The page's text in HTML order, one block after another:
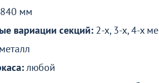
840 мм
вариации секций: 2-х, 3-х, 4-х
металл
любой
Акции для вас